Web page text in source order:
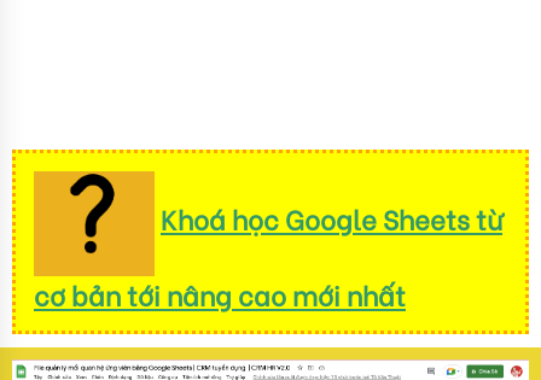
Khoá học Google Sheets từ
cơ bản tới nâng cao mới nhất